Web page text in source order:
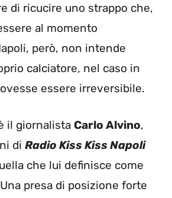
di ricucire uno strappo che,
al momento
però, non intende
calciatore, nel caso in
essere irreversibile.
il giornalista Carlo Alvino,
di Radio Kiss Kiss Napoli
che lui definisce come
Una presa di posizione forte